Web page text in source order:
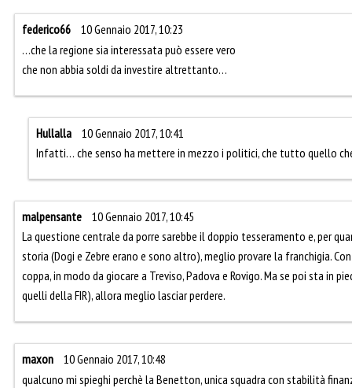
federico66
10 Gennaio 2017, 10:23
…che la regione sia interessata può essere vero
che non abbia soldi da investire altrettanto…
Hullalla
10 Gennaio 2017, 10:41
Infatti… che senso ha mettere in mezzo i politici, che tutto quello
malpensante
10 Gennaio 2017, 10:45
La questione centrale da porre sarebbe il doppio tesseramento e, per
storia (Dogi e Zebre erano e sono altro), meglio provare la franchigia.
coppa, in modo da giocare a Treviso, Padova e Rovigo. Ma se poi sta in
quelli della FIR), allora meglio lasciar perdere.
maxon
10 Gennaio 2017, 10:48
qualcuno mi spieghi perchè la Benetton, unica squadra con stabilità